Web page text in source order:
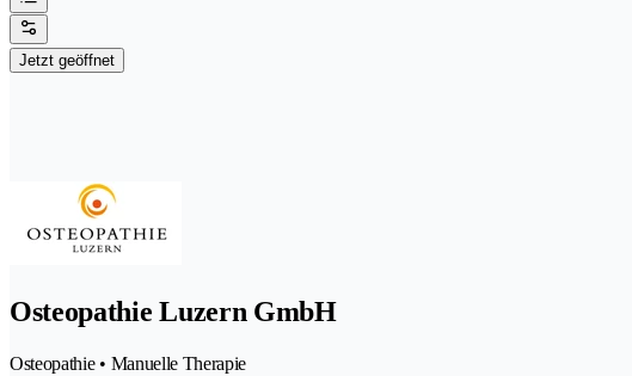
Jetzt geöffnet
Osteopathie Luzern GmbH
Osteopathie • Manuelle Therapie